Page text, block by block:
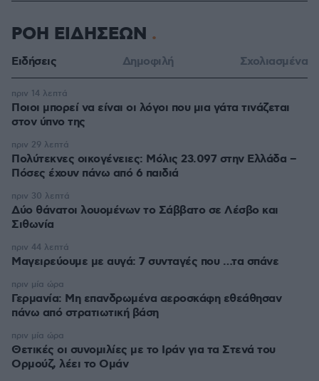
ΡΟΗ ΕΙΔΗΣΕΩΝ
Ειδήσεις Δημοφιλή Σχολιασμένα
Ποιοι μπορεί να είναι οι λόγοι που μια γάτα τινάζεται
στον ύπνο της
πριν 14 λεπτά
Πολύτεκνες οικογένειες: Μόλις 23.097 στην Ελλάδα –
Πόσες έχουν πάνω από 6 παιδιά
πριν 29 λεπτά
Δύο θάνατοι λουομένων το Σάββατο σε Λέσβο και
Σιθωνία
πριν 30 λεπτά
Μαγειρεύουμε με αυγά: 7 συνταγές που …τα σπάνε
πριν 44 λεπτά
Γερμανία: Μη επανδρωμένα αεροσκάφη εθεάθησαν
πάνω από στρατιωτική βάση
πριν μία ώρα
Θετικές οι συνομιλίες με το Ιράν για τα Στενά του
Ορμούζ, λέει το Ομάν
πριν μία ώρα